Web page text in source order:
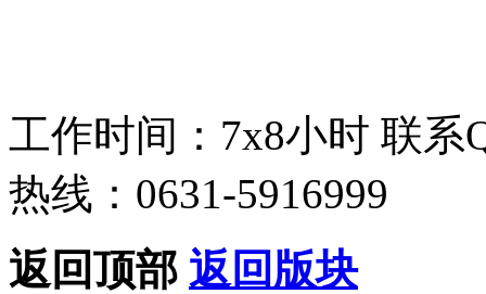
工作时间：7x8小时 联系
热线：0631-5916999
返回顶部 返回版块